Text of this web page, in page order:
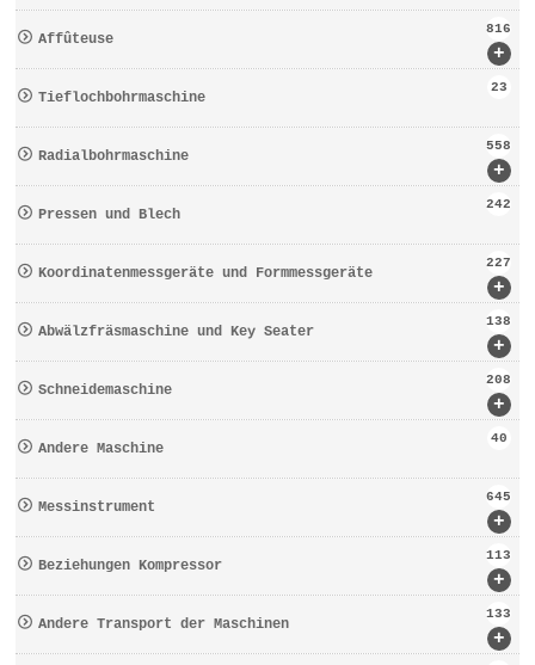
+
Affûteuse
816
Tieflochbohrmaschine
23
+
Radialbohrmaschine
558
Pressen und Blech
242
+
Koordinatenmessgeräte und Formmessgeräte
227
+
Abwälzfräsmaschine und Key Seater
138
+
Schneidemaschine
208
Andere Maschine
40
+
Messinstrument
645
+
Beziehungen Kompressor
113
+
Andere Transport der Maschinen
133